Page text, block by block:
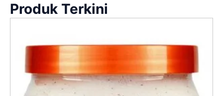
Produk Terkini